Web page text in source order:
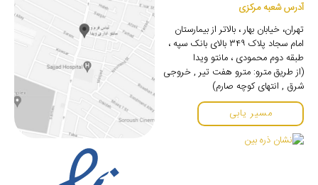
آدرس شعبه مرکزی
تهران، خیابان بهار ، بالاتر از بیمارستان
امام سجاد پلاک ۳۴۹ بالای بانک سپه ،
طبقه دوم محمودی ، مانتو ویدا
(از طریق مترو: مترو هفت تیر , خروجی
شرق , انتهای کوچه صارم)
مسیر یابی